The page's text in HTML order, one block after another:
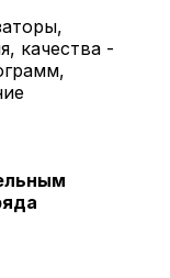
качества -